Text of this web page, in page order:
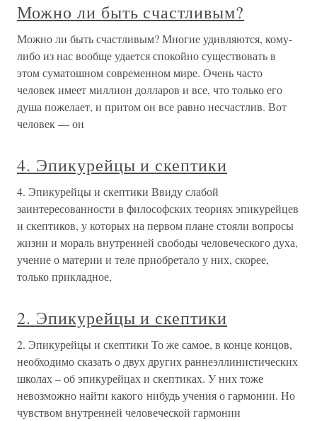
Можно ли быть счастливым?
Можно ли быть счастливым? Многие удивляются, кому-
либо из нас вообще удается спокойно существовать в
этом суматошном современном мире. Очень часто
человек имеет миллион долларов и все, что только его
душа пожелает, и притом он все равно несчастлив. Вот
человек — он
4. Эпикурейцы и скептики
4. Эпикурейцы и скептики Ввиду слабой
заинтересованности в философских теориях эпикурейцев
и скептиков, у которых на первом плане стояли вопросы
жизни и мораль внутренней свободы человеческого духа,
учение о материи и теле приобретало у них, скорее,
только прикладное,
2. Эпикурейцы и скептики
2. Эпикурейцы и скептики То же самое, в конце концов,
необходимо сказать о двух других раннеэллинистических
школах – об эпикурейцах и скептиках. У них тоже
невозможно найти какого нибудь учения о гармонии. Но
чувством внутренней человеческой гармонии